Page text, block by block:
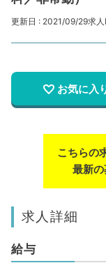
更新日 : 2021/09/29求
お気に入
こちらの
最新の
求人詳細
給与